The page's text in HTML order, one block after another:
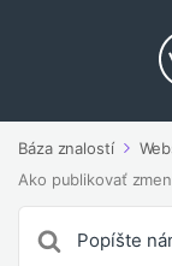
Báza znalostí
Ako publikovať
pre